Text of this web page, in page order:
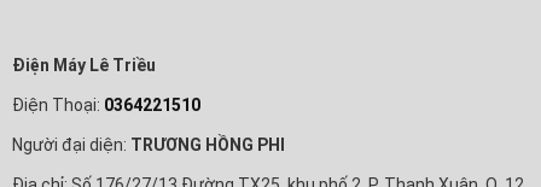
Điện Máy Lê Triều
Điện Thoại: 0364221510
Người đại diện: TRƯƠNG HỒNG PHI